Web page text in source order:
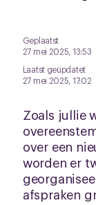
Geplaatst
27 mei 2025, 13:53
Laatst geüpdatet
27 mei 2025, 17:02
Zoals jullie
over een
worden er
afspraken